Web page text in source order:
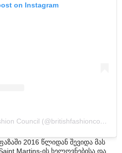
on Instagram
A post shared by British Fashion Council (@britishfashioncouncil)
2016 წლიდან შევიდა მას
Martins-ის ხელოვნებისა და